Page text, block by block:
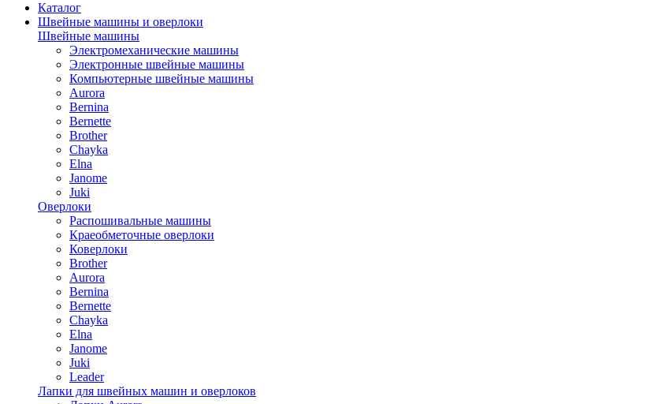
Каталог
Швейные машины и оверлоки
Швейные машины
Электромеханические машины
Электронные швейные машины
Компьютерные швейные машины
Aurora
Bernina
Bernette
Brother
Chayka
Elna
Janome
Juki
Оверлоки
Распошивальные машины
Краеобметочные оверлоки
Коверлоки
Brother
Aurora
Bernina
Bernette
Chayka
Elna
Janome
Juki
Leader
Лапки для швейных машин и оверлоков